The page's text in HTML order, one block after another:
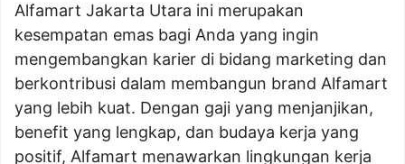
Alfamart Jakarta Utara ini merupakan
kesempatan emas bagi Anda yang ingin
mengembangkan karier di bidang marketing dan
berkontribusi dalam membangun brand Alfamart
yang lebih kuat. Dengan gaji yang menjanjikan,
benefit yang lengkap, dan budaya kerja yang
positif, Alfamart menawarkan lingkungan kerja